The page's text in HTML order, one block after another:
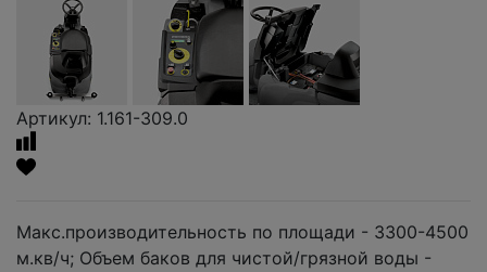
Артикул: 1.161-309.0
Макс.производительность по площади - 3300-4500
м.кв/ч; Объем баков для чистой/грязной воды -